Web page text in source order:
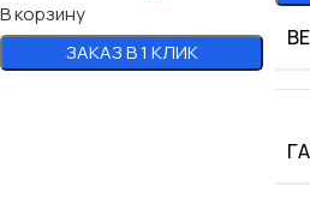
В корзину
ЗАКАЗ В 1 КЛИК